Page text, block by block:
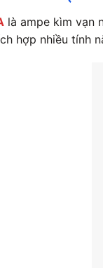
là ampe kìm vạn
hợp nhiều tính